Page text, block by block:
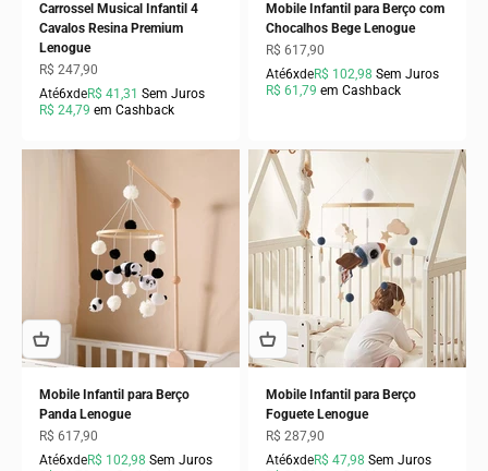
Carrossel Musical Infantil 4
Cavalos Resina Premium
Lenogue
Preço promocional
R$ 247,90
Até6xdeR$ 41,31 Sem Juros
R$ 24,79 em Cashback
Mobile Infantil para Berço com
Chocalhos Bege Lenogue
Preço promocional
R$ 617,90
Até6xdeR$ 102,98 Sem Juros
R$ 61,79 em Cashback
Mobile Infantil para Berço
Panda Lenogue
Preço promocional
R$ 617,90
Até6xdeR$ 102,98 Sem Juros
Mobile Infantil para Berço
Foguete Lenogue
Preço promocional
R$ 287,90
Até6xdeR$ 47,98 Sem Juros